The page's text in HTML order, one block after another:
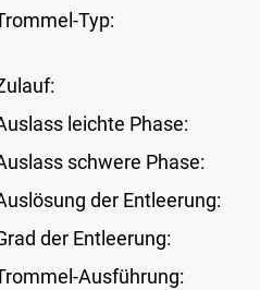
Typ:
leichte Phase:
schwere Phase:
der Entleerung:
der Entleerung:
Ausführung: